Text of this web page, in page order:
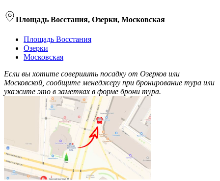
Площадь Восстания, Озерки, Московская
Площадь Восстания
Озерки
Московская
Если вы хотите совершить посадку от Озерков или
Московской, сообщите менеджеру при бронирование тура или
укажите это в заметках в форме брони тура.